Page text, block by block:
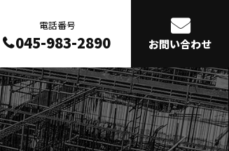
電話番号
045-983-2890 お問い合わせ